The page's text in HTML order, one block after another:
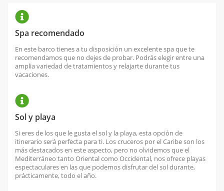
Spa recomendado
En este barco tienes a tu disposición un excelente spa que te
recomendamos que no dejes de probar. Podrás elegir entre una
amplia variedad de tratamientos y relajarte durante tus
vacaciones.
Sol y playa
Si eres de los que le gusta el sol y la playa, esta opción de
itinerario será perfecta para ti. Los cruceros por el Caribe son los
más destacados en este aspecto, pero no olvidemos que el
Mediterráneo tanto Oriental como Occidental, nos ofrece playas
espectaculares en las que podemos disfrutar del sol durante,
prácticamente, todo el año.